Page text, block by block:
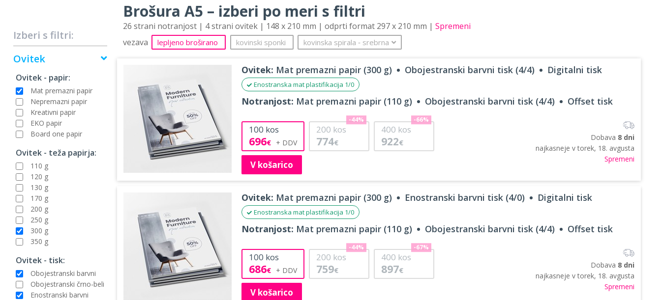
Izberi s filtri:
Ovitek
Ovitek - papir:
Mat premazni papir
Nepremazni papir
Kreativni papir
EKO papir
Board one papir
Ovitek - teža papirja:
110 g
120 g
130 g
170 g
200 g
250 g
300 g
350 g
Ovitek - tisk:
Obojestranski barvni
Obojestranski črno-beli
Enostranski barvni
Brošura A5 – izberi po meri s filtri
26 strani notranjost | 4 strani ovitek | 148 x 210 mm | odprti format 297 x 210 mm | Spremeni
vezava
lepljeno broširano kovinski sponki kovinska spirala ‐ srebrna
Ovitek: Mat premazni papir (300 g) Obojestranski barvni tisk (4/4) Digitalni tisk
Enostranska mat plastifikacija 1/0
Notranjost: Mat premazni papir (110 g) Obojestranski barvni tisk (4/4) Offset tisk
100 kos
696€
200 kos
774€
-44%
400 kos
922€
-66%
V košarico
Dobava 8 dni
najkasneje vtorek, 18. avgusta
Spremeni
Ovitek: Mat premazni papir (300 g) Enostranski barvni tisk (4/0) Digitalni tisk
Enostranska mat plastifikacija 1/0
Notranjost: Mat premazni papir (110 g) Obojestranski barvni tisk (4/4) Offset tisk
100 kos
686€
200 kos
759€
-44%
400 kos
897€
-67%
V košarico
Dobava 8 dni
najkasneje vtorek, 18. avgusta
Spremeni